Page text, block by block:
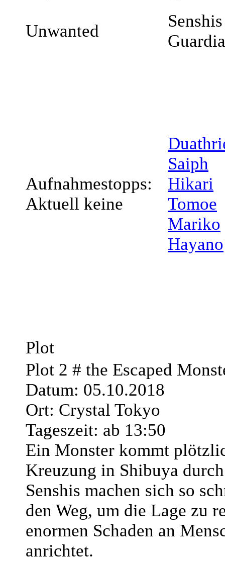
Unwanted
Aufnahmestopps:
Aktuell keine
Saiph
Hikari
Tomoe
Mariko
Hayano
Plot
Plot 2 # the Escaped
Datum: 05.10.2018
Ort: Crystal Tokyo
Tageszeit: ab 13:50
Ein Monster kommt
Kreuzung in Shibuya
Senshis machen sich so
den Weg, um die Lage zu
enormen Schaden an
anrichtet.